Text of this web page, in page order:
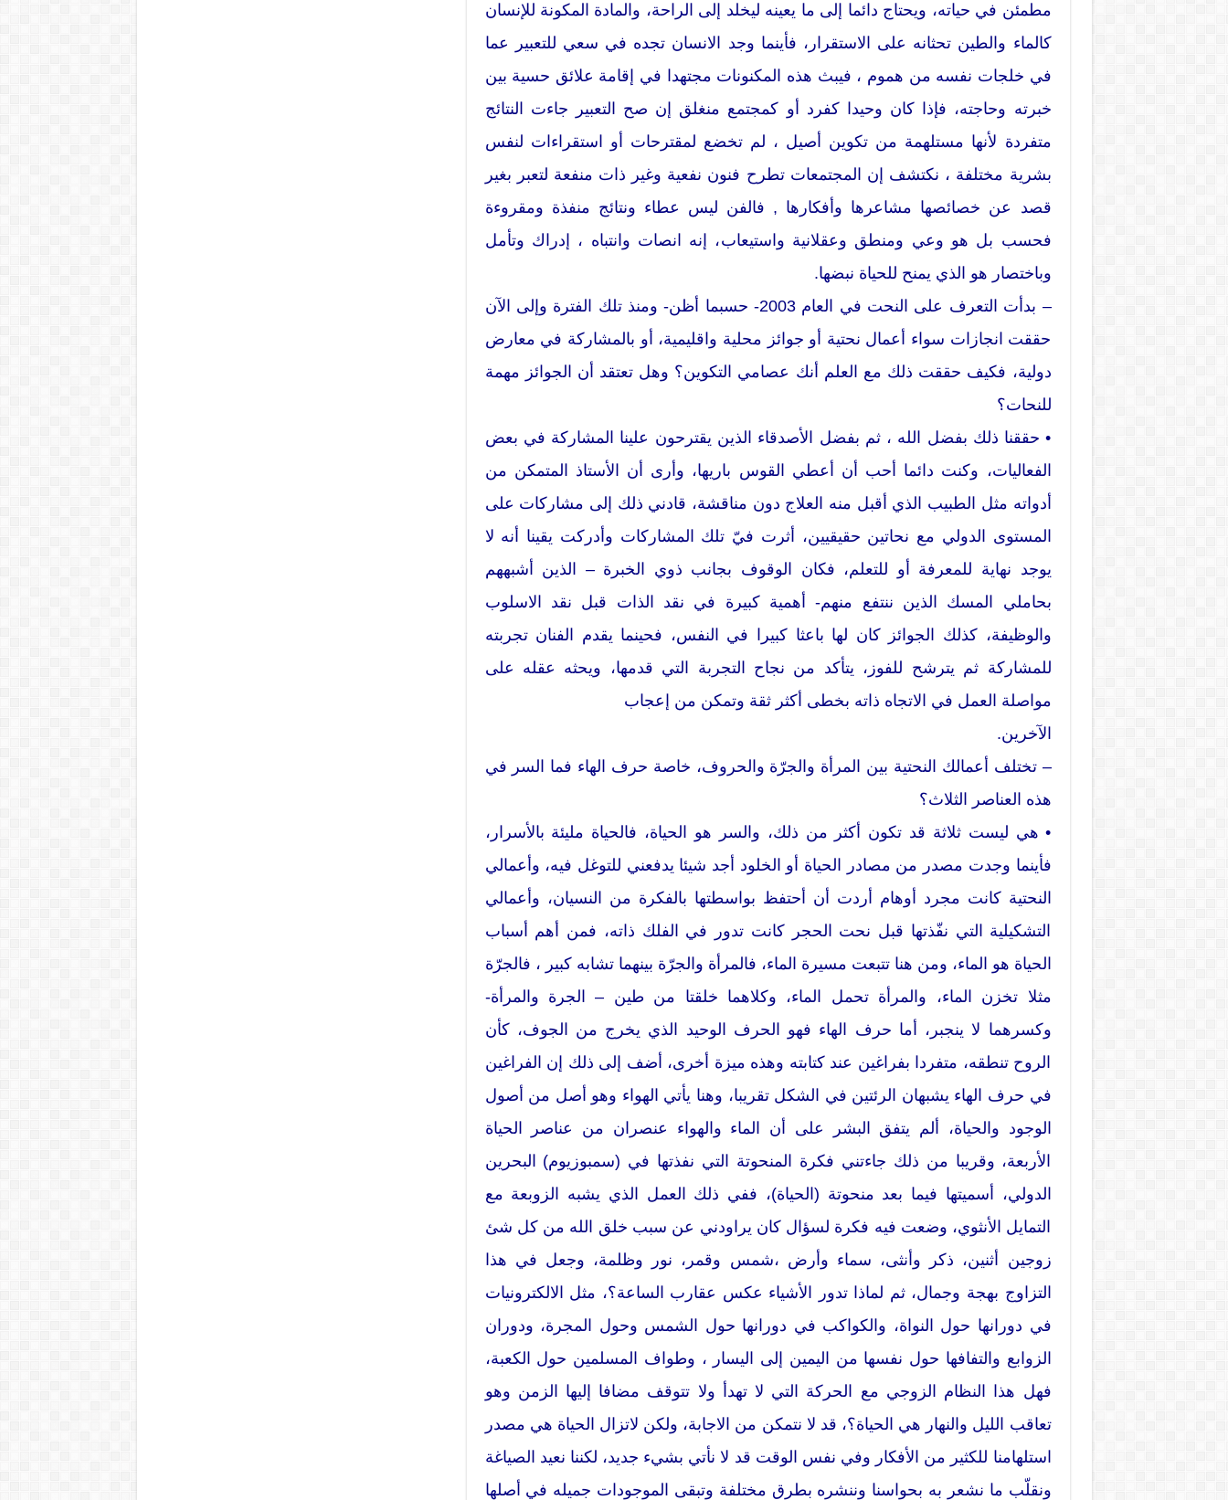
مطمئن في حياته، ويحتاج دائما إلى ما يعينه ليخلد إلى الراحة، والمادة المكونة للإنسان
كالماء والطين تحثانه على الاستقرار، فأينما وجد الانسان تجده في سعي للتعبير عما
في خلجات نفسه من هموم ، فيبث هذه المكنونات مجتهدا في إقامة علائق حسية بين
خبرته وحاجته، فإذا كان وحيدا كفرد أو كمجتمع منغلق إن صح التعبير جاءت النتائج
متفردة لأنها مستلهمة من تكوين أصيل ، لم تخضع لمقترحات أو استقراءات لنفس
بشرية مختلفة ، نكتشف إن المجتمعات تطرح فنون نفعية وغير ذات منفعة لتعبر بغير
قصد عن خصائصها مشاعرها وأفكارها , فالفن ليس عطاء ونتائج منفذة ومقروءة
فحسب بل هو وعي ومنطق وعقلانية واستيعاب، إنه انصات وانتباه ، إدراك وتأمل
وباختصار هو الذي يمنح للحياة نبضها.
– بدأت التعرف على النحت في العام 2003- حسبما أظن- ومنذ تلك الفترة وإلى الآن
حققت انجازات سواء أعمال نحتية أو جوائز محلية واقليمية، أو بالمشاركة في معارض
دولية، فكيف حققت ذلك مع العلم أنك عصامي التكوين؟ وهل تعتقد أن الجوائز مهمة
للنحات؟
• حققنا ذلك بفضل الله ، ثم بفضل الأصدقاء الذين يقترحون علينا المشاركة في بعض
الفعاليات، وكنت دائما أحب أن أعطي القوس باريها، وأرى أن الأستاذ المتمكن من
أدواته مثل الطبيب الذي أقبل منه العلاج دون مناقشة، قادني ذلك إلى مشاركات على
المستوى الدولي مع نحاتين حقيقيين، أثرت فيّ تلك المشاركات وأدركت يقينا أنه لا
يوجد نهاية للمعرفة أو للتعلم، فكان الوقوف بجانب ذوي الخبرة – الذين أشبههم
بحاملي المسك الذين ننتفع منهم- أهمية كبيرة في نقد الذات قبل نقد الاسلوب
والوظيفة، كذلك الجوائز كان لها باعثا كبيرا في النفس، فحينما يقدم الفنان تجربته
للمشاركة ثم يترشح للفوز، يتأكد من نجاح التجربة التي قدمها، ويحثه عقله على
مواصلة العمل في الاتجاه ذاته بخطى أكثر ثقة وتمكن من إعجاب
الآخرين.
– تختلف أعمالك النحتية بين المرأة والجرّة والحروف، خاصة حرف الهاء فما السر في
هذه العناصر الثلاث؟
• هي ليست ثلاثة قد تكون أكثر من ذلك، والسر هو الحياة، فالحياة مليئة بالأسرار،
فأينما وجدت مصدر من مصادر الحياة أو الخلود أجد شيئا يدفعني للتوغل فيه، وأعمالي
النحتية كانت مجرد أوهام أردت أن أحتفظ بواسطتها بالفكرة من النسيان، وأعمالي
التشكيلية التي نفّذتها قبل نحت الحجر كانت تدور في الفلك ذاته، فمن أهم أسباب
الحياة هو الماء، ومن هنا تتبعت مسيرة الماء، فالمرأة والجرّة بينهما تشابه كبير ، فالجرّة
مثلا تخزن الماء، والمرأة تحمل الماء، وكلاهما خلقتا من طين – الجرة والمرأة-
وكسرهما لا ينجبر، أما حرف الهاء فهو الحرف الوحيد الذي يخرج من الجوف، كأن
الروح تنطقه، متفردا بفراغين عند كتابته وهذه ميزة أخرى، أضف إلى ذلك إن الفراغين
في حرف الهاء يشبهان الرئتين في الشكل تقريبا، وهنا يأتي الهواء وهو أصل من أصول
الوجود والحياة، ألم يتفق البشر على أن الماء والهواء عنصران من عناصر الحياة
الأربعة، وقريبا من ذلك جاءتني فكرة المنحوتة التي نفذتها في (سمبوزيوم) البحرين
الدولي، أسميتها فيما بعد منحوتة (الحياة)، ففي ذلك العمل الذي يشبه الزوبعة مع
التمايل الأنثوي، وضعت فيه فكرة لسؤال كان يراودني عن سبب خلق الله من كل شئ
زوجين أثنين، ذكر وأنثى، سماء وأرض ،شمس وقمر، نور وظلمة، وجعل في هذا
التزاوج بهجة وجمال، ثم لماذا تدور الأشياء عكس عقارب الساعة؟، مثل الالكترونيات
في دورانها حول النواة، والكواكب في دورانها حول الشمس وحول المجرة، ودوران
الزوابع والتفافها حول نفسها من اليمين إلى اليسار ، وطواف المسلمين حول الكعبة،
فهل هذا النظام الزوجي مع الحركة التي لا تهدأ ولا تتوقف مضافا إليها الزمن وهو
تعاقب الليل والنهار هي الحياة؟، قد لا نتمكن من الاجابة، ولكن لاتزال الحياة هي مصدر
استلهامنا للكثير من الأفكار وفي نفس الوقت قد لا نأتي بشيء جديد، لكننا نعيد الصياغة
ونقلّب ما نشعر به بحواسنا وننشره بطرق مختلفة وتبقى الموجودات جميله في أصلها